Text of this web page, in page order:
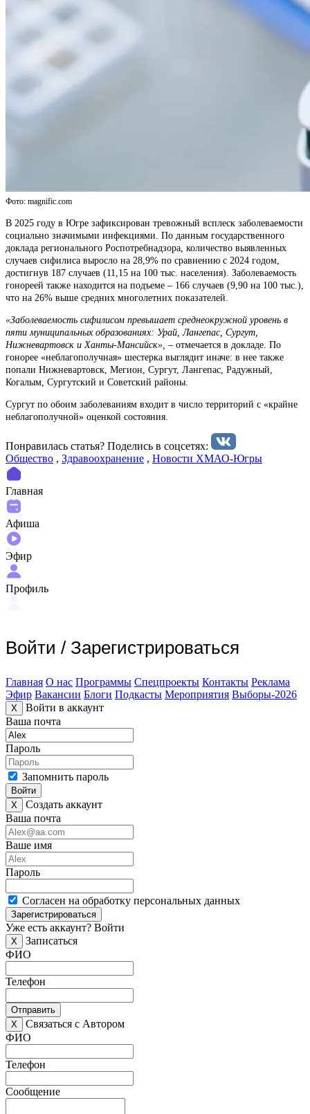
Фото: magnific.com
В 2025 году в Югре зафиксирован тревожный всплеск заболеваемости
социально значимыми инфекциями. По данным государственного
доклада регионального Роспотребнадзора, количество выявленных
случаев сифилиса выросло на 28,9% по сравнению с 2024 годом,
достигнув 187 случаев (11,15 на 100 тыс. населения). Заболеваемость
гонореей также находится на подъеме – 166 случаев (9,90 на 100 тыс.),
что на 26% выше средних многолетних показателей.
«Заболеваемость сифилисом превышает среднеокружной уровень в
пяти муниципальных образованиях: Урай, Лангепас, Сургут,
Нижневартовск и Ханты-Мансийск», – отмечается в докладе. По
гонорее «неблагополучная» шестерка выглядит иначе: в нее также
попали Нижневартовск, Мегион, Сургут, Лангепас, Радужный,
Когалым, Сургутский и Советский районы.
Сургут по обоим заболеваниям входит в число территорий с «крайне
неблагополучной» оценкой состояния.
Понравилась статья? Поделиcь в соцсетях:
Общество , Здравоохранение , Новости ХМАО-Югры
Главная
Афиша
Эфир
Профиль
Войти / Зарегистрироваться
Главная О нас Программы Спецпроекты Контакты Реклама
Эфир Вакансии Блоги Подкасты Мероприятия Выборы-2026
X
Войти в аккаунт
Ваша почта
Пароль
Запомнить пароль
Войти
X
Создать аккаунт
Ваша почта
Ваше имя
Пароль
Согласен на обработку персональных данных
Зарегистрироваться
Уже есть аккаунт? Войти
X
Записаться
ФИО
Телефон
Отправить
X
Связаться с Автором
ФИО
Телефон
Сообщение